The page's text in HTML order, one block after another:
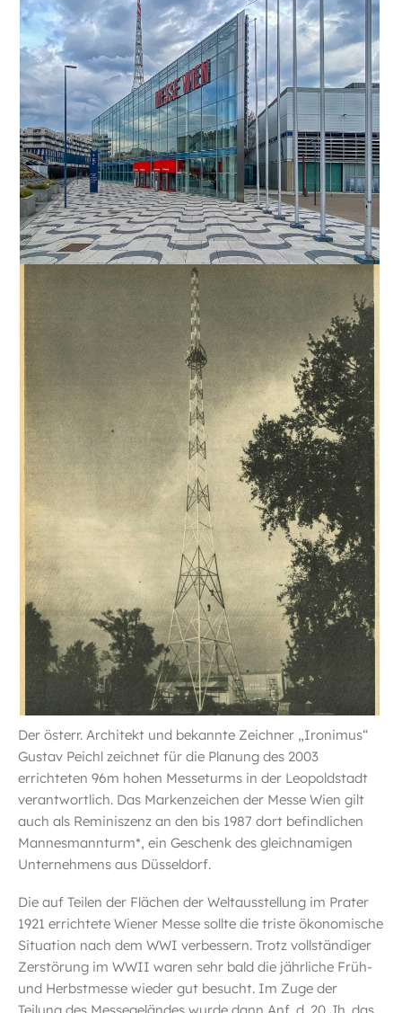
Der österr. Architekt und bekannte Zeichner „Ironimus“
Gustav Peichl zeichnet für die Planung des 2003
errichteten 96m hohen Messeturms in der Leopoldstadt
verantwortlich. Das Markenzeichen der Messe Wien gilt
auch als Reminiszenz an den bis 1987 dort befindlichen
Mannesmannturm*, ein Geschenk des gleichnamigen
Unternehmens aus Düsseldorf.
Die auf Teilen der Flächen der Weltausstellung im Prater
1921 errichtete Wiener Messe sollte die triste ökonomische
Situation nach dem WWI verbessern. Trotz vollständiger
Zerstörung im WWII waren sehr bald die jährliche Früh-
und Herbstmesse wieder gut besucht. Im Zuge der